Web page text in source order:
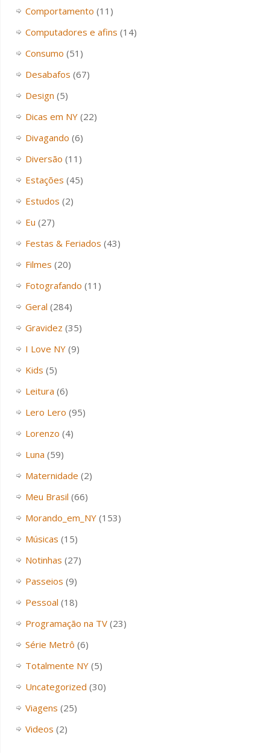
Comportamento (11)
Computadores e afins (14)
Consumo (51)
Desabafos (67)
Design (5)
Dicas em NY(22)
Divagando (6)
Diversão (11)
Estações (45)
Estudos (2)
Eu (27)
Festas & Feriados (43)
Filmes (20)
Fotografando (11)
Geral (284)
Gravidez (35)
I Love NY(9)
Kids (5)
Leitura (6)
Lero Lero (95)
Lorenzo (4)
Luna (59)
Maternidade (2)
Meu Brasil (66)
Morando_em_NY(153)
Músicas (15)
Notinhas (27)
Passeios (9)
Pessoal (18)
Programação na TV(23)
Série Metrô (6)
Totalmente NY(5)
Uncategorized (30)
Viagens (25)
Videos (2)